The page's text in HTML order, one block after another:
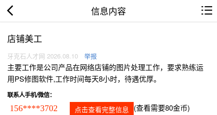
信息内容
店铺美工
牙克石人才网 2026.08.10 举报
主要工作是公司产品在网络店铺的图片处理工作，要求熟练运
用PS修图软件,工作时间每天8小时，待遇优厚。
联系人手机/微信：
156****3702 点击查看完整信息 (查看需要80金币)